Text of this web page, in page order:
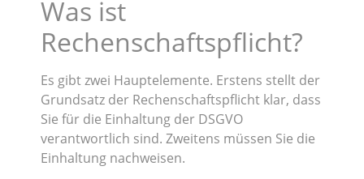
Was ist
Rechenschaftspflicht?
Es gibt zwei Hauptelemente. Erstens stellt der
Grundsatz der Rechenschaftspflicht klar, dass
Sie für die Einhaltung der DSGVO
verantwortlich sind. Zweitens müssen Sie die
Einhaltung nachweisen.